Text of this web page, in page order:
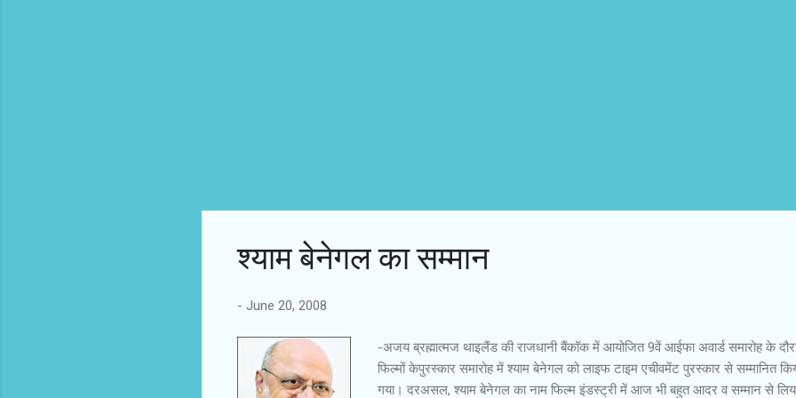
श्याम बेनेगल का सम्मान
- June 20, 2008
-अजय ब्रह्मात्मज थाइलैंड की राजधानी बैंकॉक में आयोजित 9वें आईफा अवार्ड समारोह के
फिल्मों केपुरस्कार समारोह में श्याम बेनेगल को लाइफ टाइम एचीवमेंट पुरस्कार से सम्मानित
गया। दरअसल, श्याम बेनेगल का नाम फिल्म इंडस्ट्री में आज भी बहुत आदर व सम्मान से